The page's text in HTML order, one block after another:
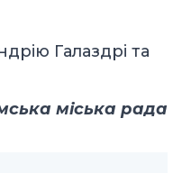
Галаздрі та
міська рада